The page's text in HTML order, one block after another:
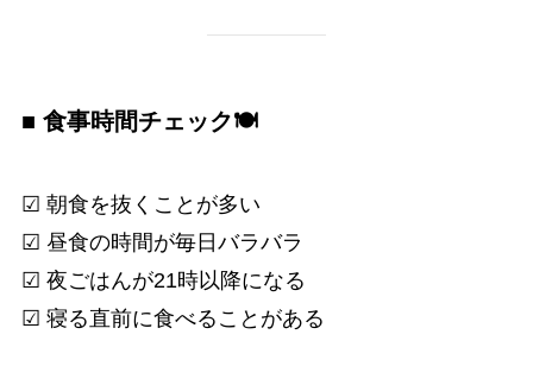
■ 食事時間チェック🍽️
☑ 朝食を抜くことが多い
☑ 昼食の時間が毎日バラバラ
☑ 夜ごはんが21時以降になる
☑ 寝る直前に食べることがある